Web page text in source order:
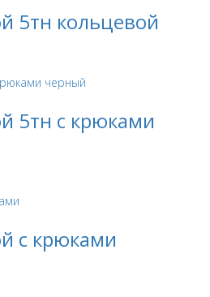
5тн кольцевой
5тн с крюками
с крюками